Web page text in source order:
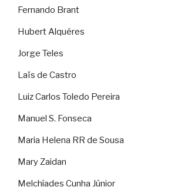
Fernando Brant
Hubert Alquéres
Jorge Teles
Laïs de Castro
Luiz Carlos Toledo Pereira
Manuel S. Fonseca
Maria Helena RR de Sousa
Mary Zaidan
Melchíades Cunha Júnior